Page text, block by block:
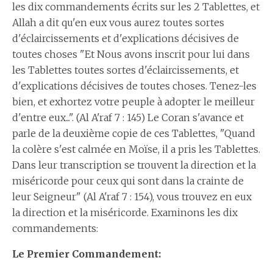
les dix commandements écrits sur les 2 Tablettes, et
Allah a dit qu'en eux vous aurez toutes sortes
d'éclaircissements et d'explications décisives de
toutes choses "Et Nous avons inscrit pour lui dans
les Tablettes toutes sortes d'éclaircissements, et
d'explications décisives de toutes choses. Tenez-les
bien, et exhortez votre peuple à adopter le meilleur
d'entre eux...". (Al A'raf 7 : 145) Le Coran s'avance et
parle de la deuxième copie de ces Tablettes, "Quand
la colère s'est calmée en Moïse, il a pris les Tablettes.
Dans leur transcription se trouvent la direction et la
miséricorde pour ceux qui sont dans la crainte de
leur Seigneur" (Al A'raf 7 : 154), vous trouvez en eux
la direction et la miséricorde. Examinons les dix
commandements:
Le Premier Commandement: